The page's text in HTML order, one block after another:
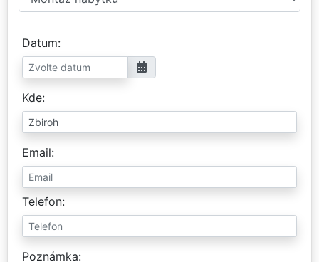
Datum
Kde
Email
Telefon
Poznámka